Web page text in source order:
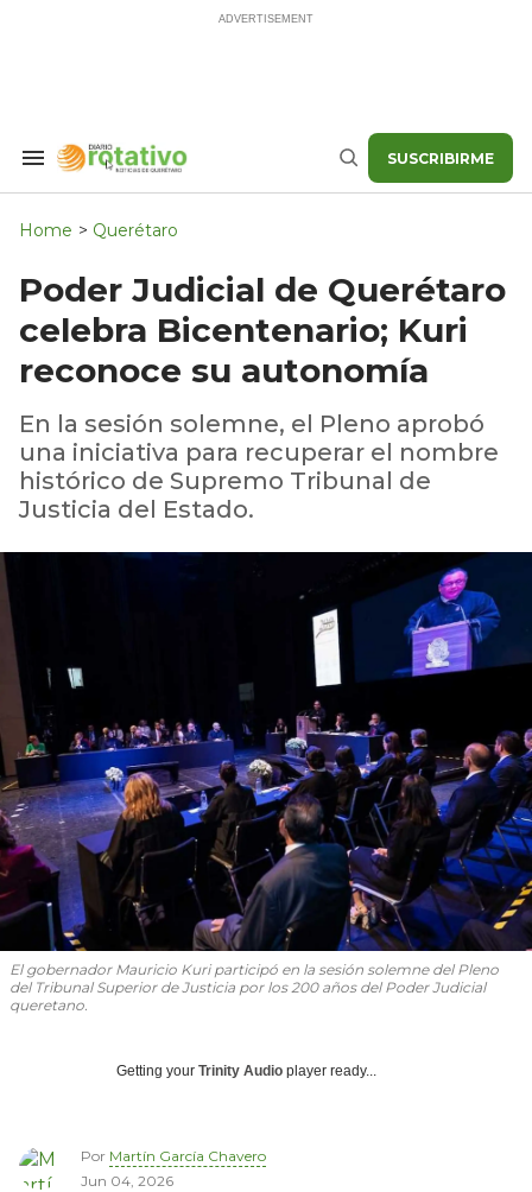
Search
Navigation
Buscar SUSCRIBIRME
Home > Querétaro
Poder Judicial de Querétaro
celebra Bicentenario; Kuri
reconoce su autonomía
En la sesión solemne, el Pleno aprobó
una iniciativa para recuperar el nombre
histórico de Supremo Tribunal de
Justicia del Estado.
El gobernador Mauricio Kuri participó en la sesión solemne del Pleno
del Tribunal Superior de Justicia por los 200 años del Poder Judicial
queretano.
Getting your Trinity Audio player ready...
Por Martín García Chavero
Jun 04, 2026